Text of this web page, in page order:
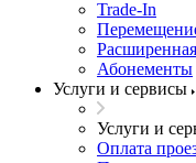
Trade-In
Абонементы
Услуги и сервисы
Услуги и
Оплата